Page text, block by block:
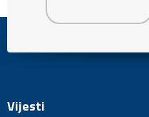
Vijesti